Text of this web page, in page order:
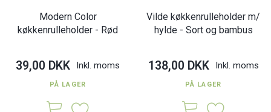
Modern Color
køkkenrulleholder - Rød
39,00 DKK Inkl. moms
PÅ LAGER
Vilde køkkenrulleholder m/
hylde - Sort og bambus
138,00 DKK Inkl. moms
PÅ LAGER